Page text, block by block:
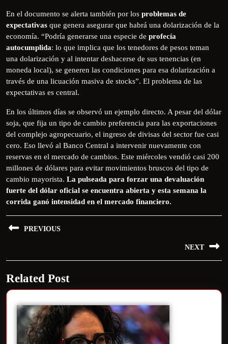
En el documento se alerta también por los problemas de
expectativas que genera asegurar que habrá una dolarización de la
economía. “Podría generarse una especie de profecía
autocumplida: lo que implica que los tenedores de pesos teman
una dolarización y al intentar deshacerse de sus tenencias (en
moneda local), se generen las condiciones para esa dolarización a
través de una licuación masiva de stocks”. El problema de las
expectativas es central.
En los últimos días se observó un ejemplo directo. A pesar del dólar
soja, que fija un tipo de cambio preferencia para las exportaciones
del complejo agropecuario, el ingreso de divisas del sector fue casi
cero. Eso llevó al Banco Central a intervenir nuevamente con
reservas en el mercado de cambios. Este miércoles vendió casi 200
millones de dólares para evitar movimientos bruscos del tipo de
cambio mayorista. La pulseada para forzar una devaluación
fuerte del dólar oficial se encuentra abierta y esta semana la
corrida ganó intensidad en el mercado financiero.
PREVIOUS
NEXT
Related Post